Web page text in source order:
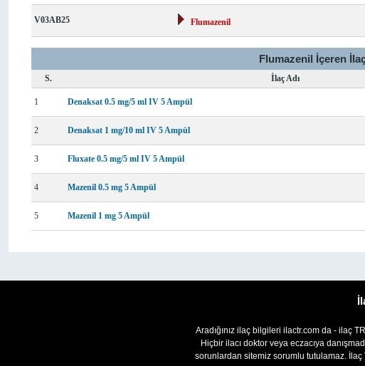
V03AB25 Flumazenil
Flumazenil İçeren
S. İlaç Adı
1 Denaksat 0.5 mg/5 ml IV 5 Ampül
2 Denaksat 1 mg/10 ml IV 5 Ampül
3 Fluxate 0.5 mg/5 ml IV 5 Ampül
4 Mazenil 0.5 mg 5 Ampül
5 Mazenil 1 mg 5 Ampül
Aradığınız ilaç bilgileri ilactr.com da - ilaç
Hiçbir ilacı doktor veya eczacıya
sorunlardan sitemiz sorumlu tutulamaz. İlaç